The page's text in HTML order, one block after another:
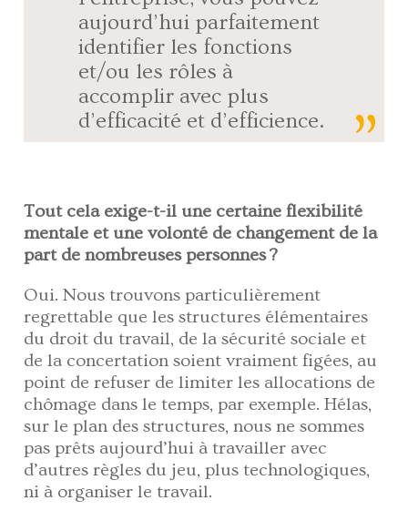
aujourd’hui parfaitement
identifier les fonctions
et/ou les rôles à
accomplir avec plus
d’efficacité et d’efficience.
Tout cela exige-t-il une certaine flexibilité
mentale et une volonté de changement de la
part de nombreuses personnes ?
Oui. Nous trouvons particulièrement
regrettable que les structures élémentaires
du droit du travail, de la sécurité sociale et
de la concertation soient vraiment figées, au
point de refuser de limiter les allocations de
chômage dans le temps, par exemple. Hélas,
sur le plan des structures, nous ne sommes
pas prêts aujourd’hui à travailler avec
d’autres règles du jeu, plus technologiques,
ni à organiser le travail.